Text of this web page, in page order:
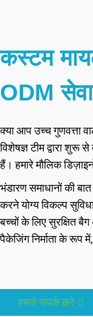
कस्टम
ODM
क्या आप उच्च गुणवत्ता
विशेषज्ञ टीम द्वारा
हैं। हमारे मौलिक
भंडारण समाधानों की
करने योग्य विकल्प
बच्चों के लिए सुरक्षित
पैकेजिंग निर्माता के रूप
हमसे संपर्क करें